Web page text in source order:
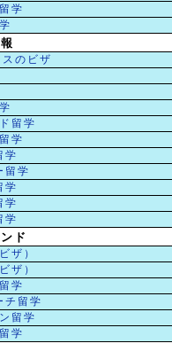
学
のビザ
留学
学
学
留学
学
学
学
ド
ザ）
ザ）
学
チ留学
留学
学